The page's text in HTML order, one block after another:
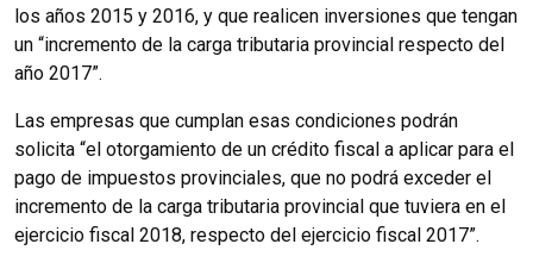
los años 2015 y 2016, y que realicen inversiones que tengan
un “incremento de la carga tributaria provincial respecto del
año 2017”.
Las empresas que cumplan esas condiciones podrán
solicita “el otorgamiento de un crédito fiscal a aplicar para el
pago de impuestos provinciales, que no podrá exceder el
incremento de la carga tributaria provincial que tuviera en el
ejercicio fiscal 2018, respecto del ejercicio fiscal 2017”.